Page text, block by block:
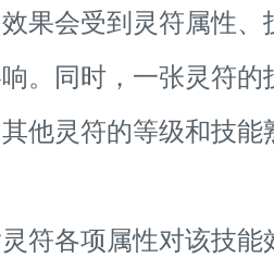
会受到灵符属性、
。同时，一张灵符
他灵符的等级和技
各项属性对该技能